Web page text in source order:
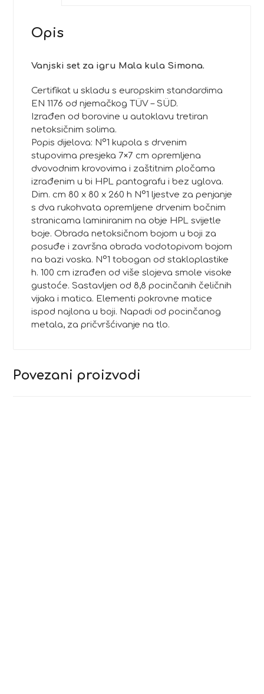
Opis
Vanjski set za igru Mala kula Simona.
Certifikat u skladu s europskim standardima
EN 1176 od njemačkog TÜV – SÜD.
Izrađen od borovine u autoklavu tretiran
netoksičnim solima.
Popis dijelova: N°1 kupola s drvenim
stupovima presjeka 7×7 cm opremljena
dvovodnim krovovima i zaštitnim pločama
izrađenim u bi HPL pantografu i bez uglova.
Dim. cm 80 x 80 x 260 h N°1 ljestve za penjanje
s dva rukohvata opremljene drvenim bočnim
stranicama laminiranim na obje HPL svijetle
boje. Obrada netoksičnom bojom u boji za
posuđe i završna obrada vodotopivom bojom
na bazi voska. N°1 tobogan od stakloplastike
h. 100 cm izrađen od više slojeva smole visoke
gustoće. Sastavljen od 8,8 pocinčanih čeličnih
vijaka i matica. Elementi pokrovne matice
ispod najlona u boji. Napadi od pocinčanog
metala, za pričvršćivanje na tlo.
Povezani proizvodi